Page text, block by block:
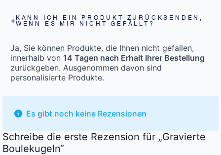
KANN ICH EIN PRODUKT ZURÜCKSENDEN,
WENN ES MIR NICHT GEFÄLLT?
Ja, Sie können Produkte, die Ihnen nicht gefallen,
innerhalb von 14 Tagen nach Erhalt Ihrer Bestellung
zurückgeben. Ausgenommen davon sind
personalisierte Produkte.
Es gibt noch keine Rezensionen
Schreibe die erste Rezension für „Gravierte
Boulekugeln“